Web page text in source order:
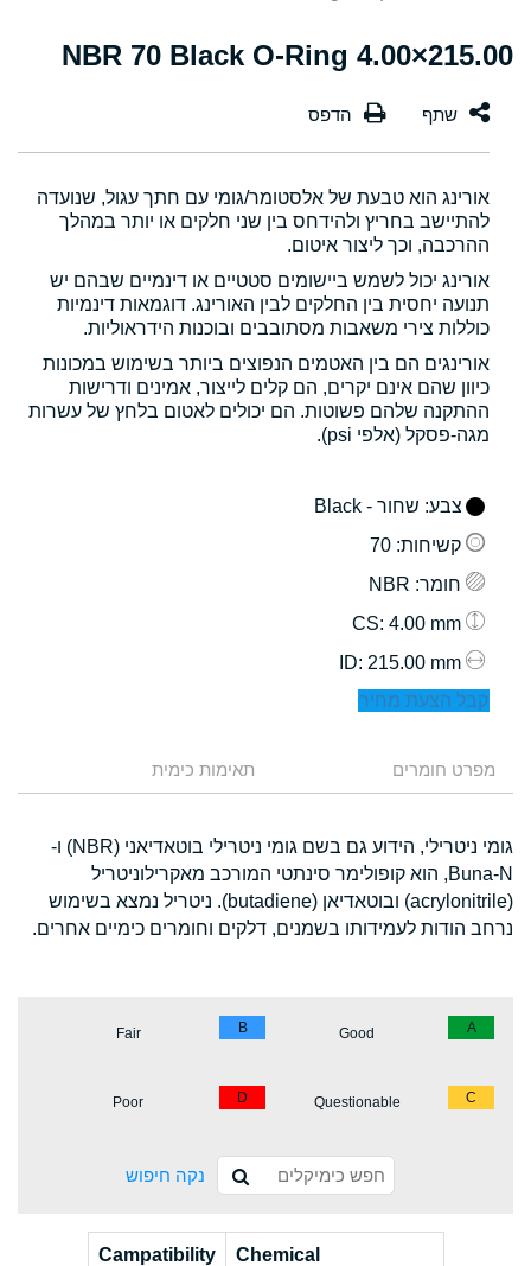
215.00×4.00 NBR 70 Black O-Ring
אורינג הוא טבעת של אלסטומר/גומי עם חתך עגול, שנועדה
להתיישב בחריץ ולהידחס בין שני חלקים או יותר במהלך
ההרכבה, וכך ליצור איטום.
אורינג יכול לשמש ביישומים סטטיים או דינמיים שבהם יש
תנועה יחסית בין החלקים לבין האורינג. דוגמאות דינמיות
כוללות צירי משאבות מסתובבים ובוכנות הידראוליות.
אורינגים הם בין האטמים הנפוצים ביותר בשימוש במכונות
כיוון שהם אינם יקרים, הם קלים לייצור, אמינים ודרישות
ההתקנה שלהם פשוטות. הם יכולים לאטום בלחץ של עשרות
מגה-פסקל (אלפי psi).
צבע: שחור - Black
קשיחות: 70
חומר: NBR
: 4.00 mm
: 215.00 mm
קבל הצעת מחיר
מפרט חומרים תאימות כימית
גומי ניטרילי, הידוע גם בשם גומי ניטרילי בוטאדיאני (NBR) ו-
Buna-N, הוא קופולימר סינתטי המורכב מאקרילוניטריל
(acrylonitrile) ובוטאדיאן (butadiene). ניטריל נמצא בשימוש
נרחב הודות לעמידותו בשמנים, דלקים וחומרים כימיים אחרים.
A
Good
B
Fair
C
Questionable
D
Poor
נקה חיפוש
Chemical
Campatibility